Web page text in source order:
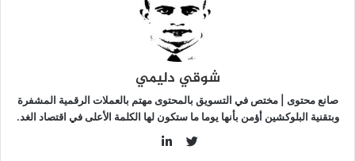
شوقي دليمي
صانع محتوى | مختص في التسويق بالمحتوى مهتم بالعملات الرقمية المشفرة
وبتقنية البلوكشين أؤمن بأنها يوما ما ستكون لها الكلمة الأعلى في اقتصاد الغد.